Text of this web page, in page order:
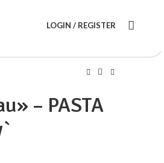
LOGIN / REGISTER
– PASTA